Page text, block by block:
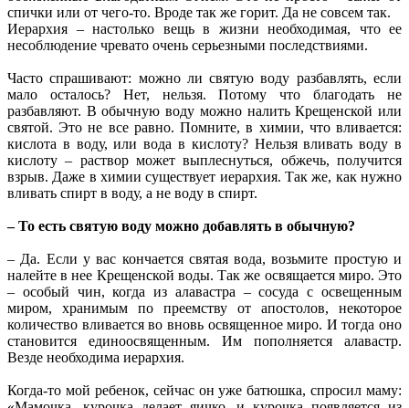
спички или от чего-то. Вроде так же горит. Да не совсем так.
Иерархия – настолько вещь в жизни необходимая, что ее
несоблюдение чревато очень серьезными последствиями.
Часто спрашивают: можно ли святую воду разбавлять, если
мало осталось? Нет, нельзя. Потому что благодать не
разбавляют. В обычную воду можно налить Крещенской или
святой. Это не все равно. Помните, в химии, что вливается:
кислота в воду, или вода в кислоту? Нельзя вливать воду в
кислоту – раствор может выплеснуться, обжечь, получится
взрыв. Даже в химии существует иерархия. Так же, как нужно
вливать спирт в воду, а не воду в спирт.
– То есть святую воду можно добавлять в обычную?
– Да. Если у вас кончается святая вода, возьмите простую и
налейте в нее Крещенской воды. Так же освящается миро. Это
– особый чин, когда из алавастра – сосуда с освещенным
миром, хранимым по преемству от апостолов, некоторое
количество вливается во вновь освященное миро. И тогда оно
становится единоосвященным. Им пополняется алавастр.
Везде необходима иерархия.
Когда-то мой ребенок, сейчас он уже батюшка, спросил маму: